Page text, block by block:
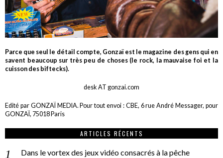
Parce que seul le détail compte, Gonzaï est le magazine des gens qui en
savent beaucoup sur très peu de choses (le rock, la mauvaise foi et la
cuisson des biftecks).
desk AT gonzai.com
Edité par GONZAÏ MEDIA. Pour tout envoi : CBE, 6 rue André Messager, pour
GONZAÏ, 75018 Paris
ARTICLES RÉCENTS
Dans le vortex des jeux vidéo consacrés à la pêche